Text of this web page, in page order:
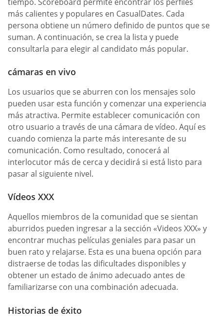
más calientes y populares en CasualDates. Cada
persona obtiene un número definido de puntos que se
suman. A continuación, se crea la lista y puede
consultarla para elegir al candidato más popular.
cámaras en vivo
Los usuarios que se aburren con los mensajes solo
pueden usar esta función y comenzar una experiencia
más atractiva. Permite establecer comunicación con
otro usuario a través de una cámara de vídeo. Aquí es
cuando comienza la parte más interesante de su
comunicación. Como resultado, conocerá al
interlocutor más de cerca y decidirá si está listo para
pasar al siguiente nivel.
Vídeos XXX
Aquellos miembros de la comunidad que se sientan
aburridos pueden ingresar a la sección «Videos XXX» y
encontrar muchas películas geniales para pasar un
buen rato y relajarse. Esta es una buena opción para
distraerse de todas las dificultades disponibles y
obtener un estado de ánimo adecuado antes de
familiarizarse con una combinación adecuada.
Historias de éxito